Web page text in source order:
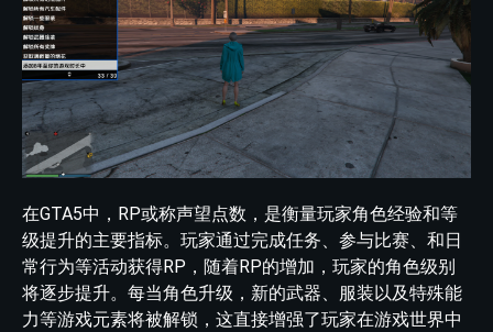
在GTA5中，RP或称声望点数，是衡量玩家角色经验和等
级提升的主要指标。玩家通过完成任务、参与比赛、和日
常行为等活动获得RP，随着RP的增加，玩家的角色级别
将逐步提升。每当角色升级，新的武器、服装以及特殊能
力等游戏元素将被解锁，这直接增强了玩家在游戏世界中